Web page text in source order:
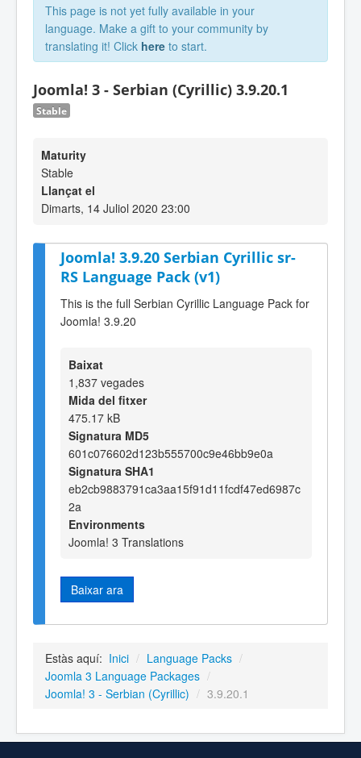
This page is not yet fully available in your
language. Make a gift to your community by
translating it! Click here to start.
Joomla! 3 - Serbian (Cyrillic) 3.9.20.1
Stable
Maturity
Stable
Llançat el
Dimarts, 14 Juliol 2020 23:00
Joomla! 3.9.20 Serbian Cyrillic sr-
RS Language Pack (v1)
This is the full Serbian Cyrillic Language Pack for
Joomla! 3.9.20
Baixat
1,837 vegades
Mida del fitxer
475.17 kB
Signatura MD5
601c076602d123b555700c9e46bb9e0a
Signatura SHA1
eb2cb9883791ca3aa15f91d11fcdf47ed6987c
2a
Environments
Joomla! 3 Translations
Baixar ara
Estàs aquí: Inici / Language Packs /
Joomla 3 Language Packages /
Joomla! 3 - Serbian (Cyrillic) / 3.9.20.1